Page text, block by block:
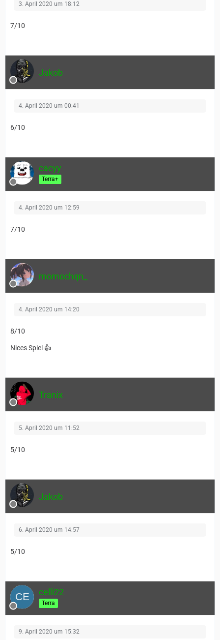
3. April 2020 um 18:12
7/10
Jakob
4. April 2020 um 00:41
6/10
cacyy
Terra+
4. April 2020 um 12:59
7/10
momochqn_
4. April 2020 um 14:20
8/10
Nices Spiel 👍
Tranix
5. April 2020 um 11:52
5/10
Jakob
6. April 2020 um 14:57
5/10
celli22
Terra
9. April 2020 um 15:32